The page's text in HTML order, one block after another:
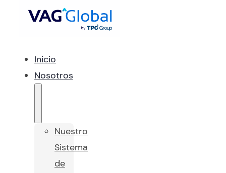
Inicio
Nosotros
Nuestro
Sistema
de